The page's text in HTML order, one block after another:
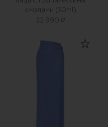
смолами (30ml)
22 990 ₽